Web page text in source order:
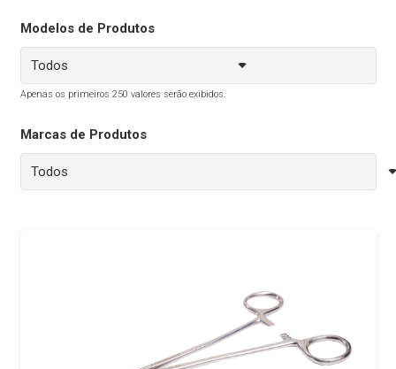
Modelos de Produtos
Apenas os primeiros 250 valores serão exibidos.
Marcas de Produtos